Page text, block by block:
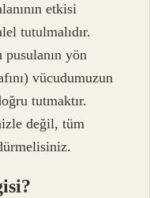
etkisi
tutulmalıdır.
pusulanın yön
vücudumuzun
tutmaktır.
değil, tüm